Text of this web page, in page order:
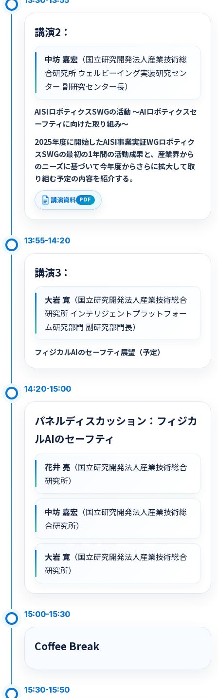
講演2：
中坊 嘉宏 （国立研究開発法人産業技術総
合研究所 ウェルビーイング実装研究セン
ター 副研究センター長）
AISIロボティクスSWGの活動 ～AIロボティクスセ
ーフティに向けた取り組み～
2025年度に開始したAISI事業実証WGロボティク
スSWGの最初の1年間の活動成果と、産業界から
のニーズに基づいて今年度からさらに拡大して取
り組む予定の内容を紹介する。
講演資料 PDF
13:55-14:20
講演3：
大岩 寛 （国立研究開発法人産業技術総合
研究所 インテリジェントプラットフォー
ム研究部門 副研究部門長）
フィジカルAIのセーフティ展望（予定）
14:20-15:00
パネルディスカッション：フィジカ
ルAIのセーフティ
花井 亮 （国立研究開発法人産業技術総合
研究所）
中坊 嘉宏 （国立研究開発法人産業技術総
合研究所）
大岩 寛 （国立研究開発法人産業技術総合
研究所）
15:00-15:30
Coffee Break
15:30-15:50